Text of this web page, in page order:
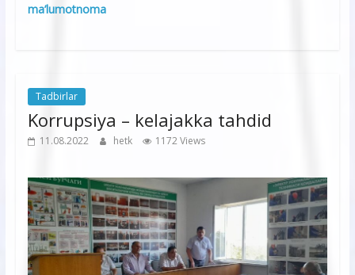
ma’lumotnoma
Tadbirlar
Korrupsiya – kelajakka tahdid
11.08.2022 hetk 1172 Views